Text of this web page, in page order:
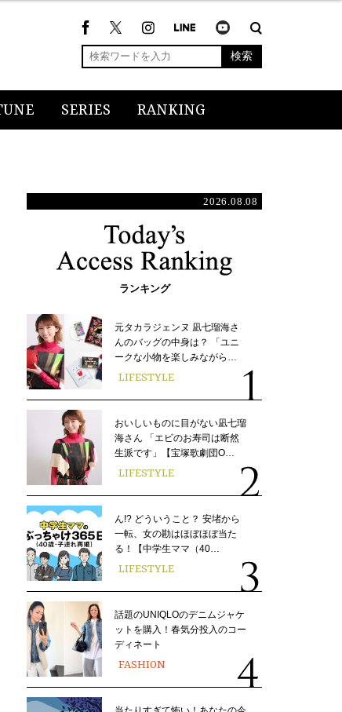
検索
SERIES RANKING
2026.08.08
ランキング
元タカラジェンヌ 凪七瑠海さ
んのバッグの中身は？ 「ユニ
ークな小物を楽しみながら…
LIFESTYLE
おいしいものに目がない凪七瑠
海さん 「エビのお寿司は断然
生派です」【宝塚歌劇団O…
LIFESTYLE
ん!? どういうこと？ 安堵から
一転、女の勘はほぼほぼ当た
る！【中学生ママ（40…
LIFESTYLE
話題のUNIQLOのデニムジャケ
ットを購入！春気分投入のコー
ディネート
FASHION